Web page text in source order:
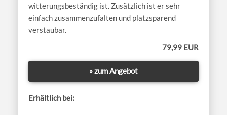
witterungsbeständig ist. Zusätzlich ist er sehr
einfach zusammenzufalten und platzsparend
verstaubar.
79,99 EUR
» zum Angebot
Erhältlich bei: